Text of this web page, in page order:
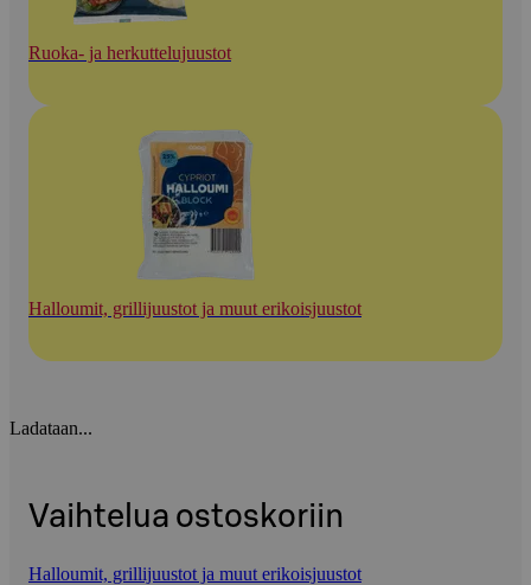
Ruoka- ja herkuttelujuustot
Halloumit, grillijuustot ja muut erikoisjuustot
Ladataan...
Vaihtelua ostoskoriin
Halloumit, grillijuustot ja muut erikoisjuustot